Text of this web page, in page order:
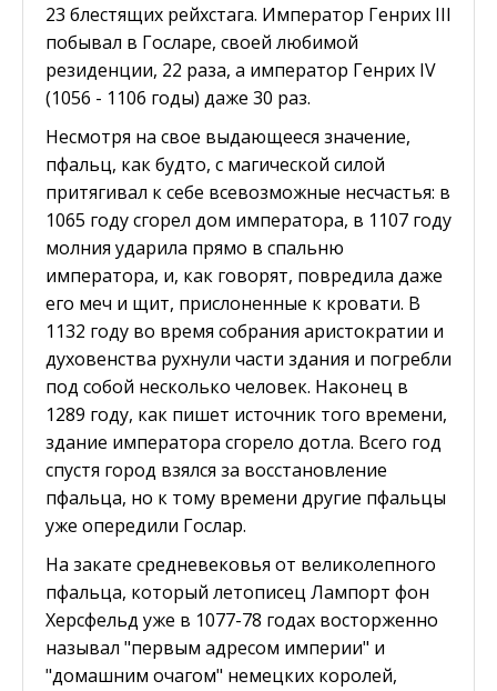
23 блестящих рейхстага. Император Генрих III
побывал в Госларе, своей любимой
резиденции, 22 раза, а император Генрих IV
(1056 - 1106 годы) даже 30 раз.
Несмотря на свое выдающееся значение,
пфальц, как будто, с магической силой
притягивал к себе всевозможные несчастья: в
1065 году сгорел дом императора, в 1107 году
молния ударила прямо в спальню
императора, и, как говорят, повредила даже
его меч и щит, прислоненные к кровати. В
1132 году во время собрания аристократии и
духовенства рухнули части здания и погребли
под собой несколько человек. Наконец в
1289 году, как пишет источник того времени,
здание императора сгорело дотла. Всего год
спустя город взялся за восстановление
пфальца, но к тому времени другие пфальцы
уже опередили Гослар.
На закате средневековья от великолепного
пфальца, который летописец Лампорт фон
Херсфельд уже в 1077-78 годах восторженно
называл "первым адресом империи" и
"домашним очагом" немецких королей,